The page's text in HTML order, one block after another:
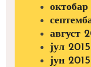
октобар
август
јул 2015
јун 2015